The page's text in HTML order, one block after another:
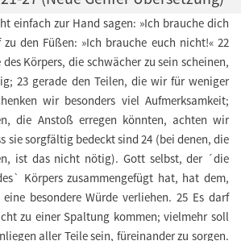
einfach zur Hand sagen: »Ich brauche dich
den Füßen: »Ich brauche euch nicht!« 22
Körpers, die schwächer zu sein scheinen,
23 gerade den Teilen, die wir für weniger
wir besonders viel Aufmerksamkeit;
die Anstoß erregen könnten, achten wir
sie sorgfältig bedeckt sind 24 (bei denen, die
ist das nicht nötig). Gott selbst, der ´die
Körpers zusammengefügt hat, hat dem,
besondere Würde verliehen. 25 Es darf
zu einer Spaltung kommen; vielmehr soll
aller Teile sein, füreinander zu sorgen.